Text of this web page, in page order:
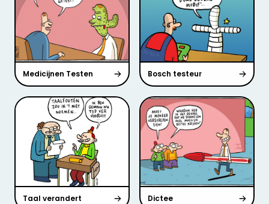
Medicijnen Testen Bosch testeur
Taal verandert Dictee